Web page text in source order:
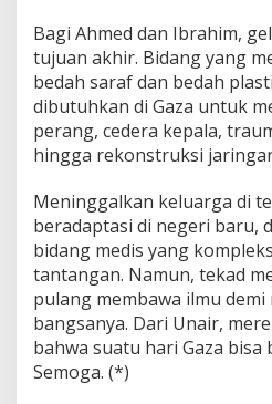
Bagi Ahmed dan Ibrahim,
tujuan akhir. Bidang yang
bedah saraf dan bedah
dibutuhkan di Gaza untuk
perang, cedera kepala,
hingga rekonstruksi
Meninggalkan keluarga di
beradaptasi di negeri baru,
bidang medis yang
tantangan. Namun, tekad
pulang membawa ilmu
bangsanya. Dari Unair,
bahwa suatu hari Gaza bisa
Semoga. (*)